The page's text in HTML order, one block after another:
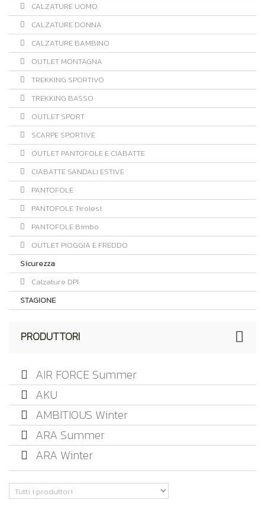
CALZATURE UOMO
CALZATURE DONNA
CALZATURE BAMBINO
OUTLET MONTAGNA
TREKKING SPORTIVO
TREKKING BASSO
OUTLET SPORT
SCARPE SPORTIVE
OUTLET PANTOFOLE E CIABATTE
CIABATTE SANDALI ESTIVE
PANTOFOLE
PANTOFOLE Tirolesi
PANTOFOLE Bimbo
OUTLET PIOGGIA E FREDDO
Sicurezza
Calzature DPI
STAGIONE
PRODUTTORI
AIR FORCE Summer
AKU
AMBITIOUS Winter
ARA Summer
ARA Winter